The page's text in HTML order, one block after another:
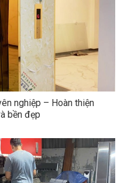
nghiệp – Hoàn thiện
bền đẹp